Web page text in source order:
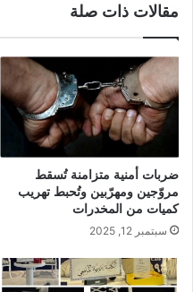
مقالات ذات صلة
ضربات أمنية متزامنة تُسقط
مروّجين ومهرّبين وتُحبط تهريب
كميات من المخدرات
سبتمبر 12, 2025